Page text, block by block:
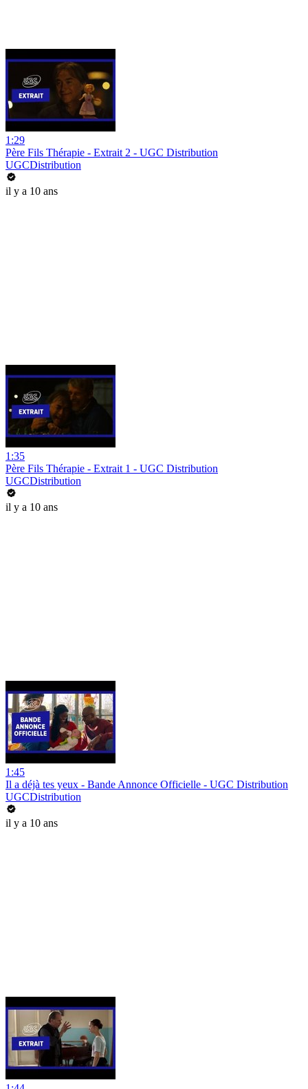
1:29
Père Fils Thérapie - Extrait 2 - UGC Distribution
UGCDistribution
il y a 10 ans
1:35
Père Fils Thérapie - Extrait 1 - UGC Distribution
UGCDistribution
il y a 10 ans
1:45
Il a déjà tes yeux - Bande Annonce Officielle - UGC Distribution
UGCDistribution
il y a 10 ans